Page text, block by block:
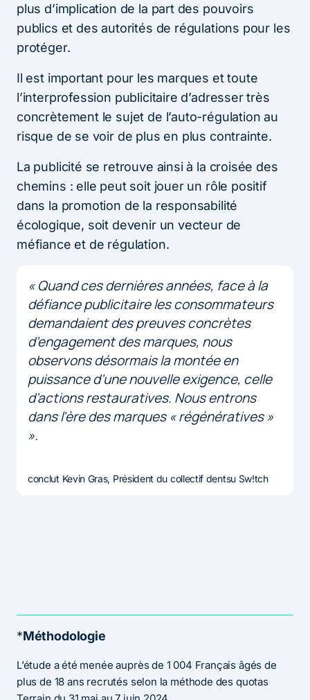
plus d’implication de la part des pouvoirs
publics et des autorités de régulations pour les
protéger.
Il est important pour les marques et toute
l’interprofession publicitaire d’adresser très
concrètement le sujet de l’auto-régulation au
risque de se voir de plus en plus contrainte.
La publicité se retrouve ainsi à la croisée des
chemins : elle peut soit jouer un rôle positif
dans la promotion de la responsabilité
écologique, soit devenir un vecteur de
méfiance et de régulation.
« Quand ces dernières années, face à la
défiance publicitaire les consommateurs
demandaient des preuves concrètes
d’engagement des marques, nous
observons désormais la montée en
puissance d’une nouvelle exigence, celle
d’actions restauratives. Nous entrons
dans l’ère des marques « régénératives »
».
conclut Kevin Gras, Président du collectif dentsu Sw!tch
*Méthodologie
L’étude a été menée auprès de 1 004 Français âgés de
plus de 18 ans recrutés selon la méthode des quotas